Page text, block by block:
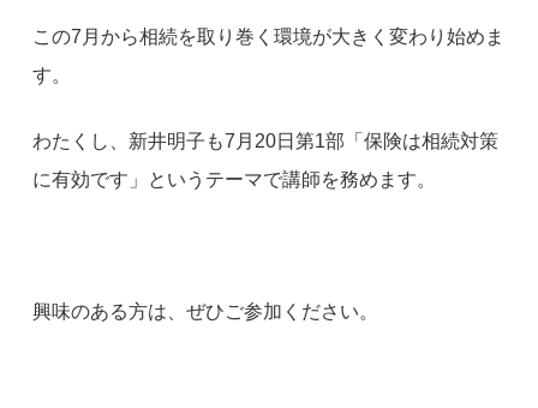
この7月から相続を取り巻く環境が大きく変わり始めま
す。
わたくし、新井明子も7月20日第1部「保険は相続対策
に有効です」というテーマで講師を務めます。
興味のある方は、ぜひご参加ください。